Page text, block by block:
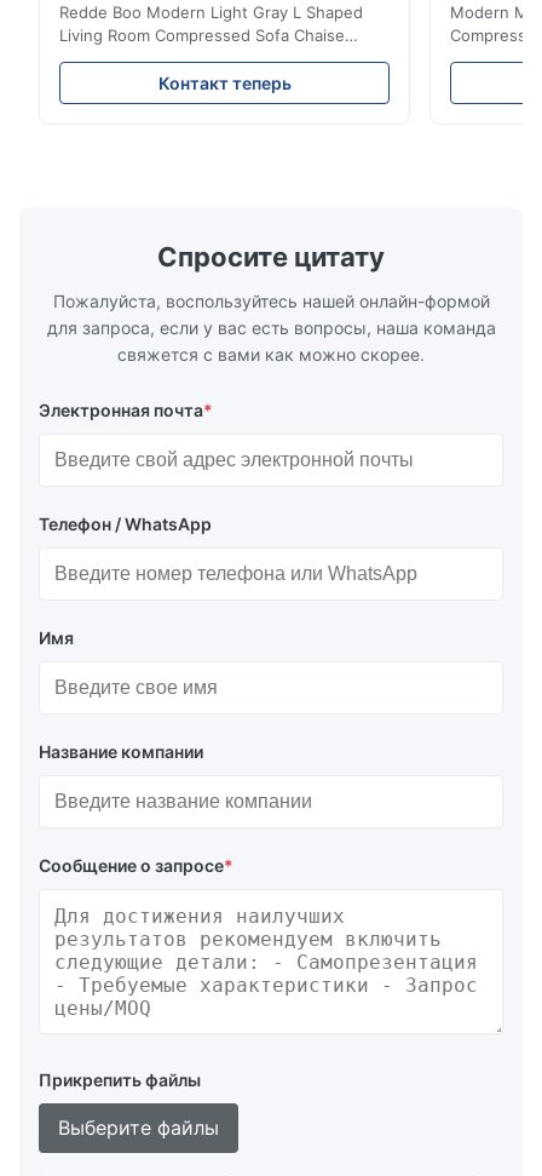
Redde Boo Modern Light Gray L Shaped
Living Room Compressed Sofa Chaise
Lounge Product Overview High resilience
soft sectional sofa designed for small
spaces, featuring a contemporary light gray
Контакт теперь
Modern
Room
Спросите цитату
Пожалуйста, воспользуйтесь нашей онлайн-формой
для запроса, если у вас есть вопросы, наша команда
свяжется с вами как можно скорее.
Электронная почта*
Телефон / WhatsApp
Имя
Название компании
Сообщение о запросе*
Прикрепить файлы
Выберите файлы